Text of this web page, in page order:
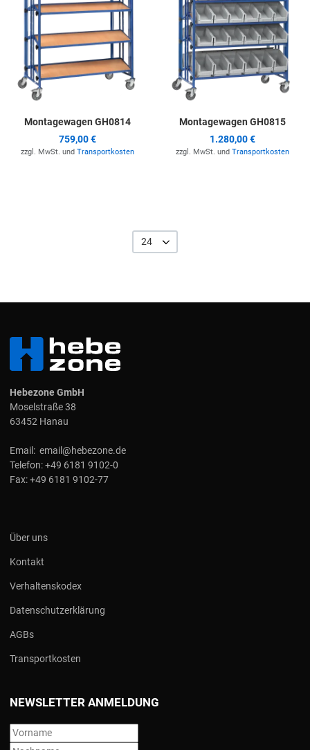
Montagewagen GH0814
759,00 €
zzgl. MwSt. und Transportkosten
Montagewagen GH0815
1.280,00 €
zzgl. MwSt. und Transportkosten
24
Hebezone GmbH
Moselstraße 38
63452 Hanau
Email: email@hebezone.de
Telefon:+49 6181 9102-0
Fax:+49 6181 9102-77
Über uns
Kontakt
Verhaltenskodex
Datenschutzerklärung
AGBs
Transportkosten
NEWSLETTER ANMELDUNG